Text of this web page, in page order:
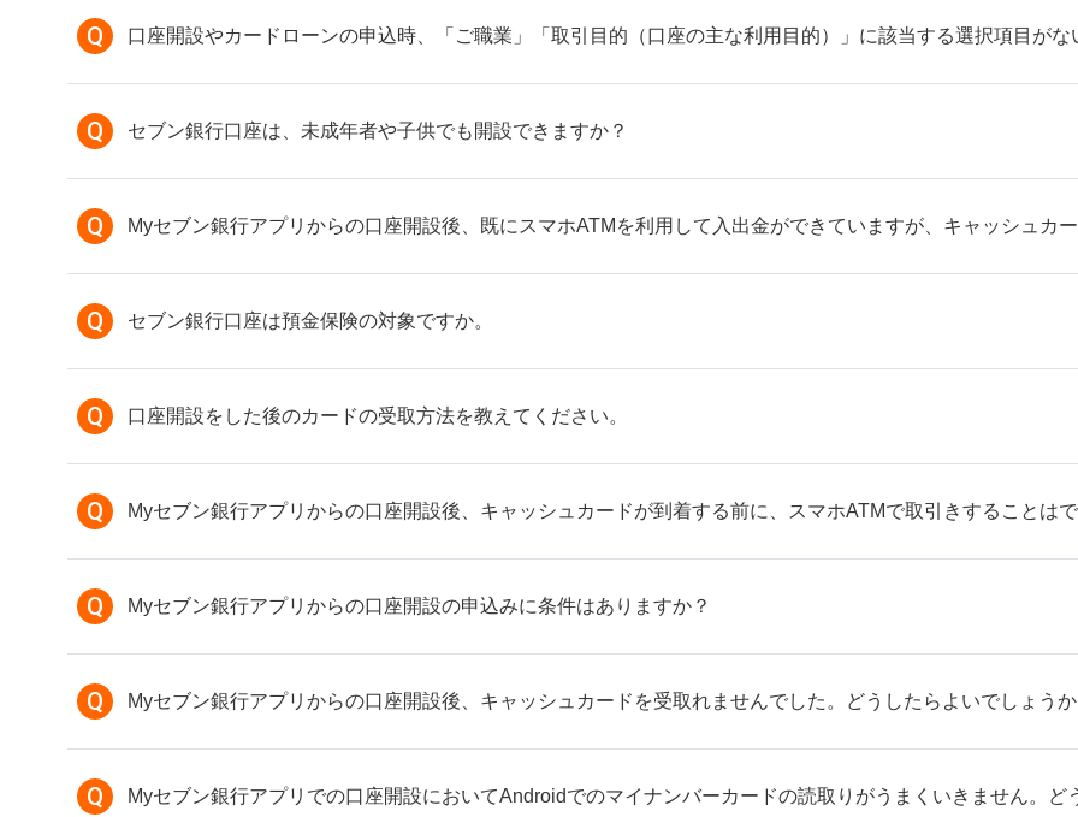
Q 口座開設やカードローンの申込時、「ご職業」「取引目的（口座の主な利用目的）」に該当する選択項目がな
Q セブン銀行口座は、未成年者や子供でも開設できますか？
Q Myセブン銀行アプリからの口座開設後、既にスマホATMを利用して入出金ができていますが、キャッシュカ
Q セブン銀行口座は預金保険の対象ですか。
Q 口座開設をした後のカードの受取方法を教えてください。
Q Myセブン銀行アプリからの口座開設後、キャッシュカードが到着する前に、スマホATMで取引きすることは
Q Myセブン銀行アプリからの口座開設の申込みに条件はありますか？
Q Myセブン銀行アプリからの口座開設後、キャッシュカードを受取れませんでした。どうしたらよいでしょうか
Q Myセブン銀行アプリでの口座開設においてAndroidでのマイナンバーカードの読取りがうまくいきません。ど